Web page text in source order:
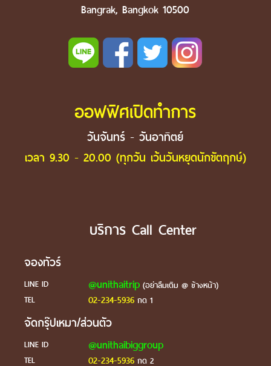
Bangrak, Bangkok 10500
ออฟฟิศเปิดทำการ
วันจันทร์ - วันอาทิตย์
เวลา 9.30 - 20.00 (ทุกวัน เว้นวันหยุดนักขัตฤกษ์)
บริการ Call Center
จองทัวร์
LINE ID @unithaitrip(อย่าลืมเติม @ ข้างหน้า)
TEL
02-234-5936กด 1
จัดกรุ๊ปเหมา/ส่วนตัว
LINE ID @unithaibiggroup
TEL 02-234-5936กด 2